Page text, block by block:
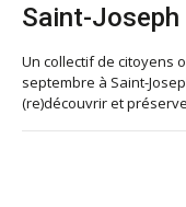
Saint-Joseph
Un collectif de citoyens
septembre à Saint-
(re)découvrir et